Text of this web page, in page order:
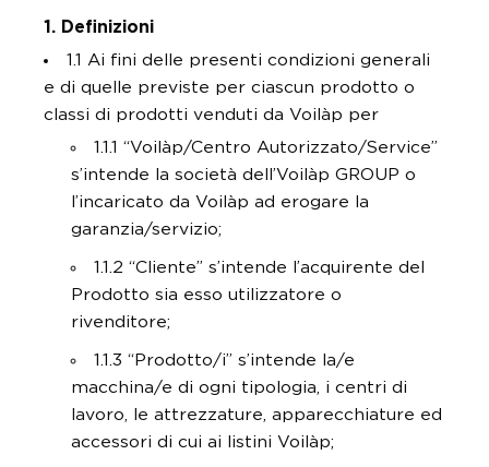
1. Definizioni
1.1 Ai fini delle presenti condizioni generali
e di quelle previste per ciascun prodotto o
classi di prodotti venduti da Voilàp per
1.1.1 “Voilàp/Centro Autorizzato/Service”
s’intende la società dell’Voilàp GROUP o
l’incaricato da Voilàp ad erogare la
garanzia/servizio;
1.1.2 “Cliente” s’intende l’acquirente del
Prodotto sia esso utilizzatore o
rivenditore;
1.1.3 “Prodotto/i” s’intende la/e
macchina/e di ogni tipologia, i centri di
lavoro, le attrezzature, apparecchiature ed
accessori di cui ai listini Voilàp;